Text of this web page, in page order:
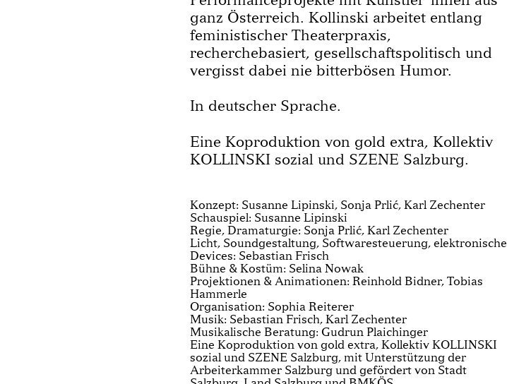
ganz Österreich. Kollinski arbeitet entlang
feministi­scher Theaterpraxis,
recherchebasiert, gesellschafts­politisch und
vergisst dabei nie bitterbösen Humor.
In deutscher Sprache.
Eine Koproduktion von gold extra, Kollektiv
KOLLINSKI sozial und SZENE Salzburg.
Konzept: Susanne Lipinski, Sonja Prlić, Karl Zechenter
Schauspiel: Susanne Lipinski
Regie, Dramaturgie: Sonja Prlić, Karl Zechenter
Licht, Soundgestaltung, Softwaresteuerung, elektronische
Devices: Sebastian Frisch
Bühne & Kostüm: Selina Nowak
Projektionen & Animationen: Reinhold Bidner, Tobias
Hammerle
Organisation: Sophia Reiterer
Musik: Sebastian Frisch, Karl Zechenter
Musikalische Beratung: Gudrun Plaichinger
Eine Koproduktion von gold extra, Kollektiv KOLLINSKI
sozial und SZENE Salzburg, mit Unterstützung der
Arbeiterkammer Salzburg und gefördert von Stadt